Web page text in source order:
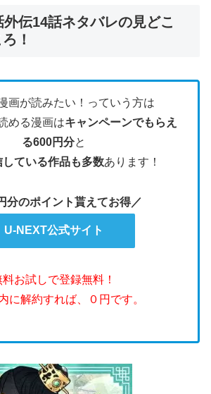
外伝14話ネタバレの見どこ
！
画が読みたい！っていう方は
める漫画はキャンペーンでもらえ
る600円分と
ている作品も多数あります！
分のポイント貰えてお得／
U-NEXT公式サイト
料お試しで登録無料！
に解約すれば、０円です。